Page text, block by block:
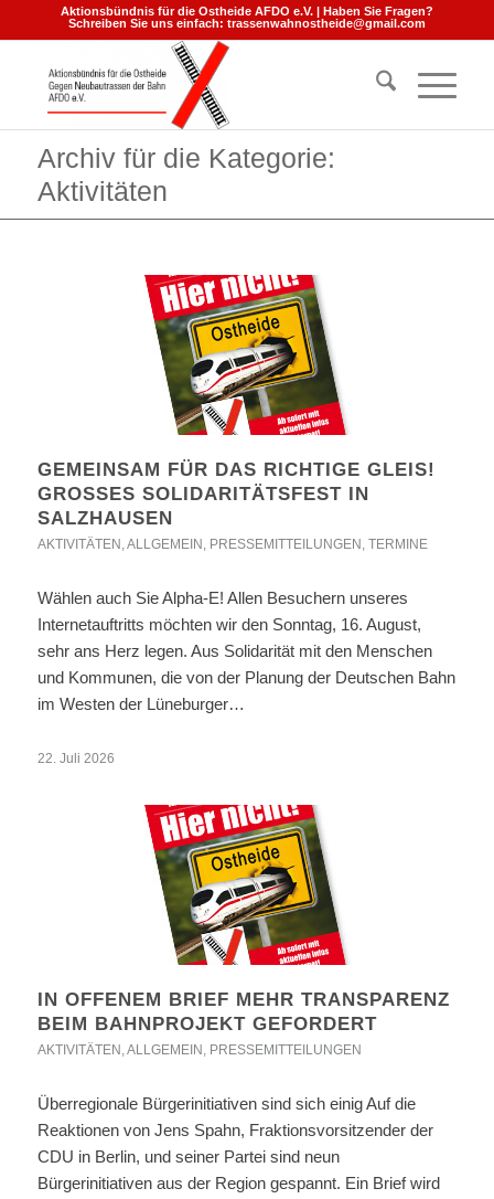
Aktionsbündnis für die Ostheide AFDO e.V. | Haben Sie Fragen?
Schreiben Sie uns einfach: trassenwahnostheide@gmail.com
Archiv für die Kategorie:
Aktivitäten
GEMEINSAM FÜR DAS RICHTIGE GLEIS!
GROSSES SOLIDARITÄTSFEST IN S
ALZHAUSEN
AKTIVITÄTEN ,ALLGEMEIN , PRESSEMITTEILUNGEN , TERMINE
Wählen auch Sie Alpha-E! Allen Besuchern unseres
Internetauftritts möchten wir den Sonntag, 16. August,
sehr ans Herz legen. Aus Solidarität mit den Menschen
und Kommunen, die von der Planung der Deutschen Bahn
im Westen der Lüneburger…
22. Juli 2026
IN OFFENEM BRIEF MEHR TRANSPARENZ
BEIM BAHNPROJEKT GEFORDERT
AKTIVITÄTEN ,ALLGEMEIN , PRESSEMITTEILUNGEN
Überregionale Bürgerinitiativen sind sich einig Auf die
Reaktionen von Jens Spahn, Fraktionsvorsitzender der
CDU in Berlin, und seiner Partei sind neun
Bürgerinitiativen aus der Region gespannt. Ein Brief wird